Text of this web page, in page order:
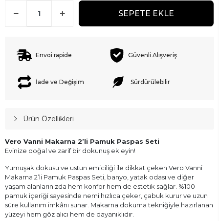
SEPETE EKLE
Envoi rapide Güvenli Alışveriş
İade ve Değişim Sürdürülebilir
Ürün Özellikleri
Vero Vanni Makarna 2’li Pamuk Paspas Seti
Evinize doğal ve zarif bir dokunuş ekleyin!
Yumuşak dokusu ve üstün emiciliği ile dikkat çeken Vero Vanni
Makarna 2’li Pamuk Paspas Seti, banyo, yatak odası ve diğer
yaşam alanlarınızda hem konfor hem de estetik sağlar. %100
pamuk içeriği sayesinde nemi hızlıca çeker, çabuk kurur ve uzun
süre kullanım imkânı sunar. Makarna dokuma tekniğiyle hazırlanan
yüzeyi hem göz alıcı hem de dayanıklıdır.